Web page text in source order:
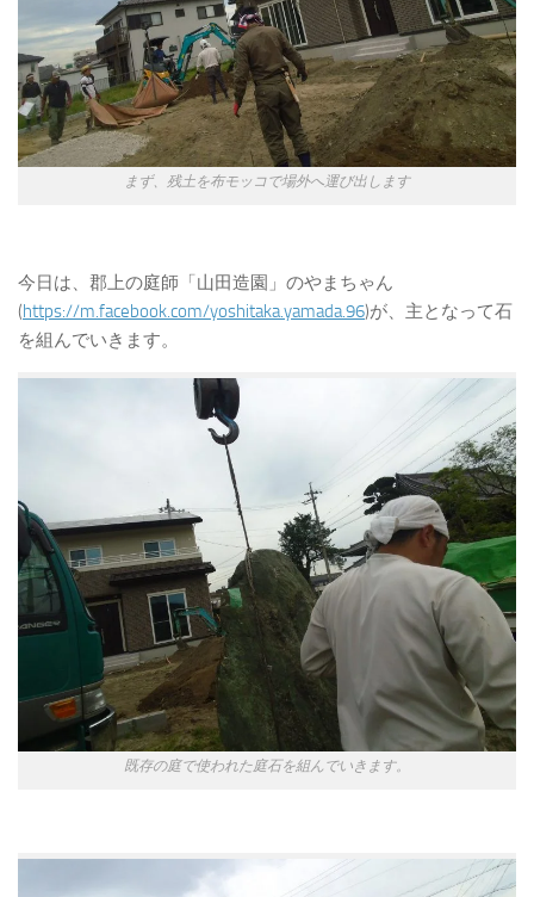
まず、残土を布モッコで場外へ運び出します
今日は、郡上の庭師「山田造園」のやまちゃん
(https://m.facebook.com/yoshitaka.yamada.96)が、主となって石
を組んでいきます。
既存の庭で使われた庭石を組んでいきます。